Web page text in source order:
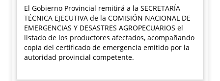
El Gobierno Provincial remitirá a la SECRETARÍA
TÉCNICA EJECUTIVA de la COMISIÓN NACIONAL DE
EMERGENCIAS Y DESASTRES AGROPECUARIOS el
listado de los productores afectados, acompañando
copia del certificado de emergencia emitido por la
autoridad provincial competente.